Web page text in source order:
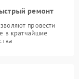
ремонт
провести
в кратчайшие